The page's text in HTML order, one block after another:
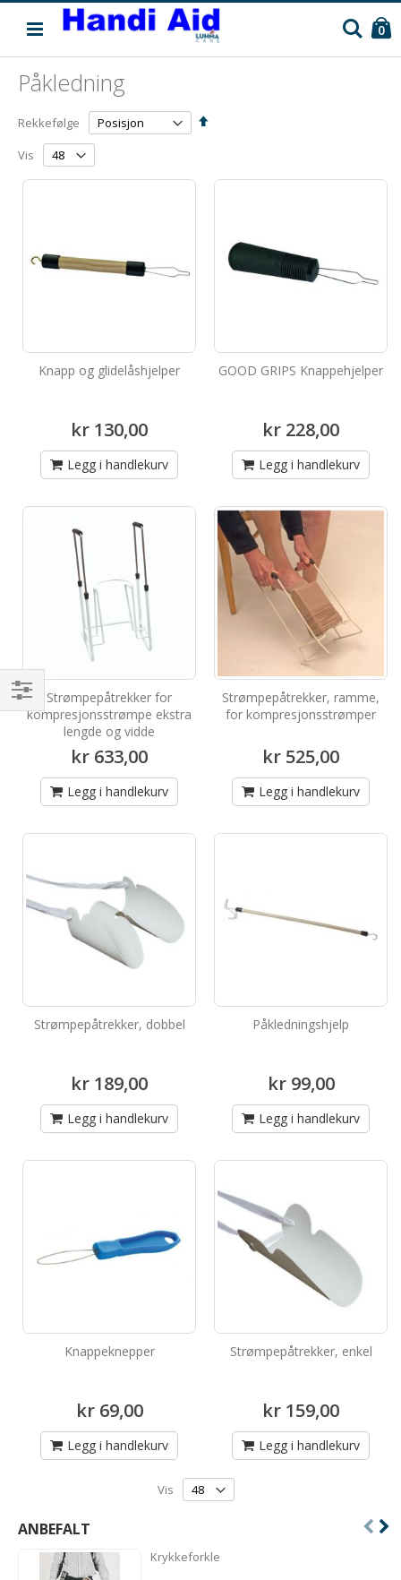
0
Søk
Påkledning
Rekkefølge
Angi
Vis
Knapp og glidelåshjelper
kr 130,00
Legg i handlekurv
GOOD GRIPS Knappehjelper
kr 228,00
Legg i handlekurv
Strømpepåtrekker for
kompresjonsstrømpe ekstra
lengde og vidde
kr 633,00
Legg i handlekurv
Strømpepåtrekker, ramme,
for kompresjonsstrømper
kr 525,00
Legg i handlekurv
Strømpepåtrekker, dobbel
kr 189,00
Legg i handlekurv
Påkledningshjelp
kr 99,00
Legg i handlekurv
Knappeknepper
kr 69,00
Legg i handlekurv
Strømpepåtrekker, enkel
kr 159,00
Legg i handlekurv
Vis
Handle
ANBEFALT
Krykkeforkle